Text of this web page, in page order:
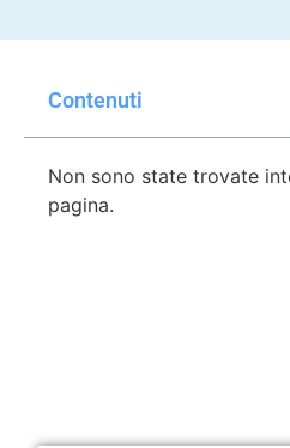
Contenuti
Non sono state trovate
pagina.